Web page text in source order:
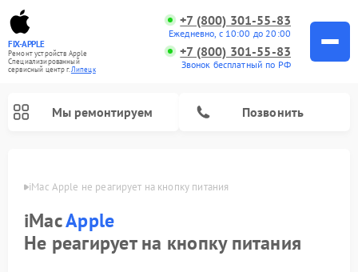
FIX-APPLE
Ремонт устройств Apple
Специализированный
cервисный центр г.Липецк
+7 (800) 301-55-83
Ежедневно, с 10:00 до 20:00
+7 (800) 301-55-83
Звонок бесплатный по РФ
Мы ремонтируем Позвонить
iMac Apple не реагирует на кнопку питания
iMacApple
Не реагирует на кнопку питания